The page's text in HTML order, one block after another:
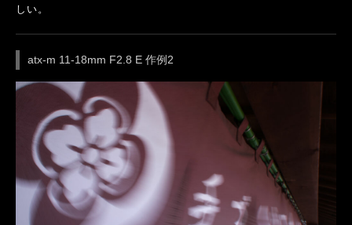
しい。
atx-m 11-18mm F2.8 E 作例2